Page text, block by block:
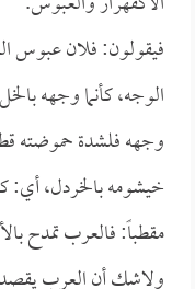
فيقولون: فلان عبوس
الوجه، كأنما وجهه
وجهه فلشدة حموضته
خيشومه بالخردل، أي:
مقطباً: فالعرب تمدح